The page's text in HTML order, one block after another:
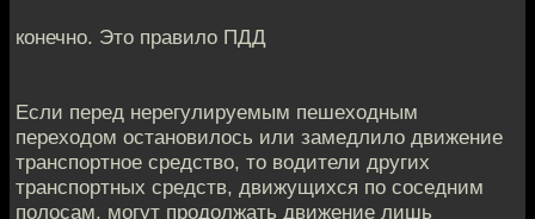
конечно. Это правило ПДД
Если перед нерегулируемым пешеходным
переходом остановилось или замедлило движение
транспортное средство, то водители других
транспортных средств, движущихся по соседним
полосам, могут продолжать движение лишь